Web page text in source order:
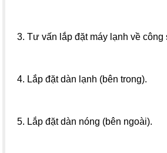
3. Tư vấn lắp đặt máy lạnh về công
4. Lắp đặt dàn lạnh (bên trong).
5. Lắp đặt dàn nóng (bên ngoài).